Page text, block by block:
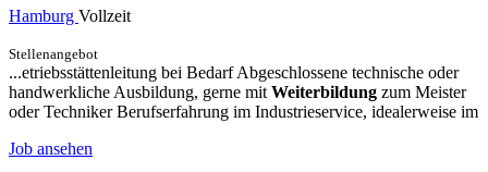
Hamburg Vollzeit
Stellenangebot
...etriebsstättenleitung bei Bedarf Abgeschlossene technische oder
handwerkliche Ausbildung, gerne mit Weiterbildung zum Meister
oder Techniker Berufserfahrung im Industrieservice, idealerweise im
Job ansehen